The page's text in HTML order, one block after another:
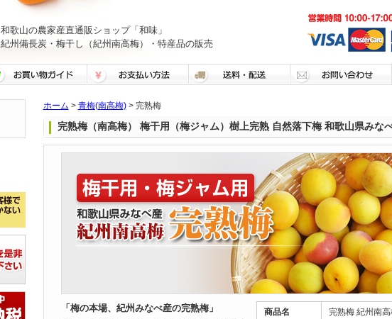
和歌山の農家産直通販ショップ「和味」
紀州備長炭・梅干し（紀州南高梅）・特産品の販売
ホーム > 青梅(南高梅)> 完熟梅
完熟梅（南高梅） 梅干用（梅ジャム）樹上完熟 自然落下梅 和歌山県みな
商品名 完熟梅 紀州南
「梅の本場、紀州みなべ産の完熟梅」